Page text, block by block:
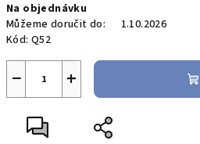
Na objednávku
Můžeme doručit do:
1.10.2026
Kód: Q52
+
−